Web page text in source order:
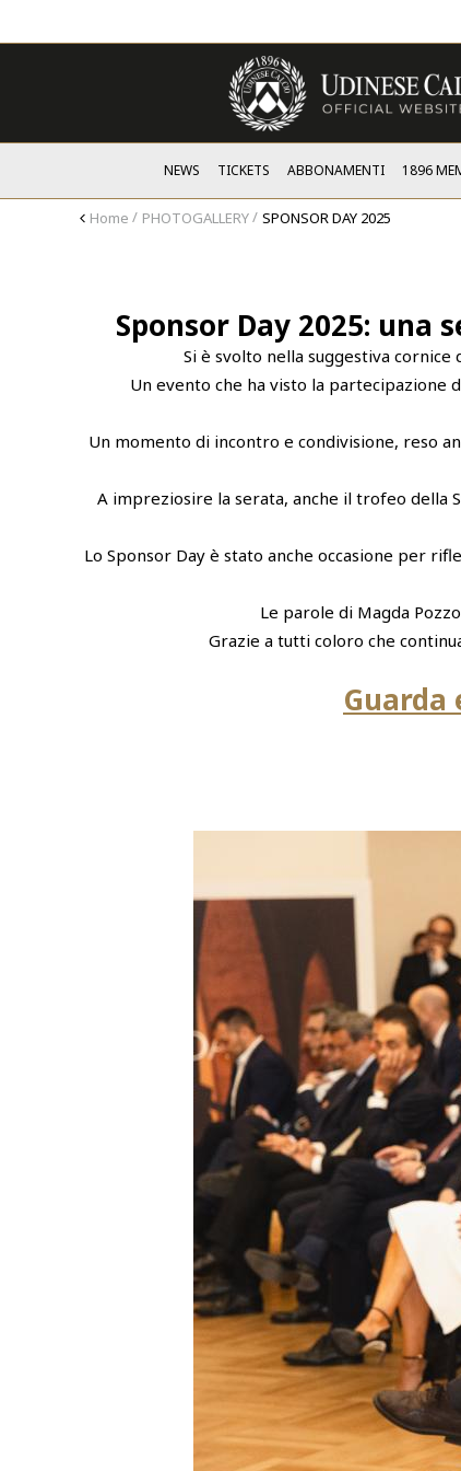
NEWS TICKETS ABBONAMENTI 1896
Home PHOTOGALLERY SPONSOR DAY 2025
Sponsor Day 2025:
Si è svolto nella suggestiva cornice
Un evento che ha visto la partecipazione
Un momento di incontro e condivisione, reso
A impreziosire la serata, anche il trofeo della
Lo Sponsor Day è stato anche occasione per
Le parole di Magda
Grazie a tutti coloro che